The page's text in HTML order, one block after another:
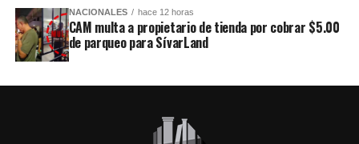
NACIONALES hace 12 horas
CAM multa a propietario de tienda por cobrar $5.00
de parqueo para SívarLand